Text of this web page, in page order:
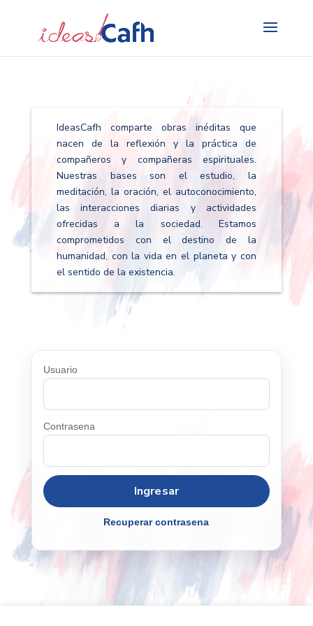
IdeasCafh comparte obras inéditas que
nacen de la reflexión y la práctica de
compañeros y compañeras espirituales.
Nuestras bases son el estudio, la
meditación, la oración, el autoconocimiento,
las interacciones diarias y actividades
ofrecidas a la sociedad. Estamos
comprometidos con el destino de la
humanidad, con la vida en el planeta y con
el sentido de la existencia.
Usuario
Contrasena
Recuperar contrasena